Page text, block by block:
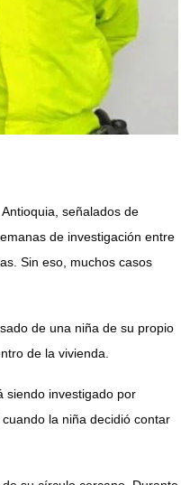
señalados de
de investigación entre
Sin eso, muchos casos
de una niña de su propio
de la vivienda.
siendo investigado por
la niña decidió contar